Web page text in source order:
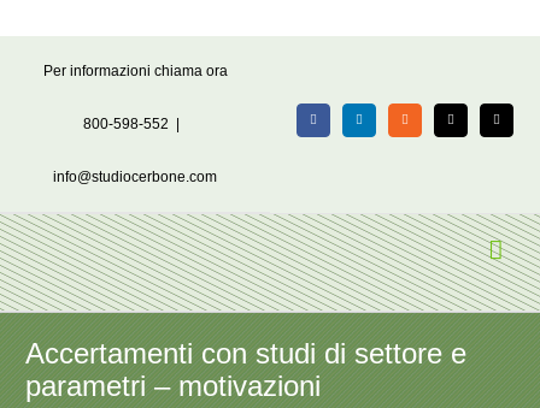
Per informazioni chiama ora
800-598-552
info@studiocerbone.com
FacebookLinkedIn Rss X Email
Accertamenti con studi di settore e
parametri – motivazioni